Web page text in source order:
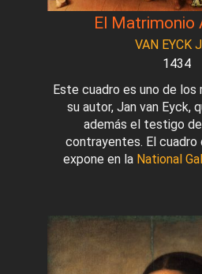
El Matrimonio
VAN EYCK
1434
Este cuadro es uno de los
su autor, Jan van Eyck,
además el testigo
contrayentes. El cuadro
expone en la National